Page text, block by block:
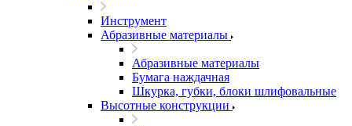
Инструмент
Абразивные материалы
Абразивные материалы
Бумага наждачная
Шкурка, губки, блоки шлифовальные
Высотные конструкции